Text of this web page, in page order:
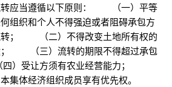
应当遵循以下原则： （一）平等
组织和个人不得强迫或者阻碍承包方
转； （二）不得改变土地所有权的
； （三）流转的期限不得超过承包
）受让方须有农业经营能力；
本集体经济组织成员享有优先权。